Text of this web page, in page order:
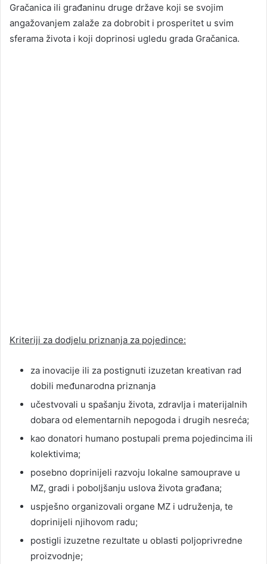
Gračanica ili građaninu druge države koji se svojim
angažovanjem zalaže za dobrobit i prosperitet u svim
sferama života i koji doprinosi ugledu grada Gračanica.
Kriteriji za dodjelu priznanja za pojedince:
za inovacije ili za postignuti izuzetan kreativan rad
dobili međunarodna priznanja
učestvovali u spašanju života, zdravlja i materijalnih
dobara od elementarnih nepogoda i drugih nesreća;
kao donatori humano postupali prema pojedincima ili
kolektivima;
posebno doprinijeli razvoju lokalne samouprave u
MZ, gradi i poboljšanju uslova života građana;
uspješno organizovali organe MZ i udruženja, te
doprinijeli njihovom radu;
postigli izuzetne rezultate u oblasti poljoprivredne
proizvodnje;